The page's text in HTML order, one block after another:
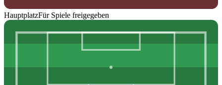
HauptplatzFür Spiele freigegeben